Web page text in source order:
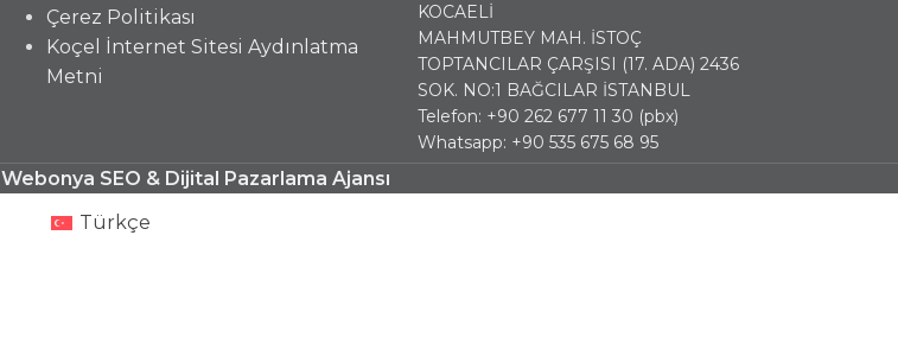
Çerez Politikası
Koçel İnternet Sitesi Aydınlatma
Metni
KOCAELİ
MAHMUTBEY MAH. İSTOÇ
TOPTANCILAR ÇARŞISI (17. ADA) 2436
SOK. NO:1 BAĞCILAR İSTANBUL
Telefon: +90 262 677 11 30 (pbx)
Whatsapp: +90 535 675 68 95
Webonya SEO & Dijital Pazarlama Ajansı
Türkçe